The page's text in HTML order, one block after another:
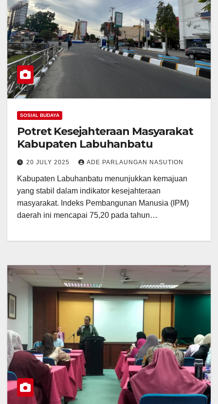
SOSIAL BUDAYA
Potret Kesejahteraan Masyarakat
Kabupaten Labuhanbatu
20 JULY 2025 ADE PARLAUNGAN NASUTION
Kabupaten Labuhanbatu menunjukkan kemajuan
yang stabil dalam indikator kesejahteraan
masyarakat. Indeks Pembangunan Manusia (IPM)
daerah ini mencapai 75,20 pada tahun…